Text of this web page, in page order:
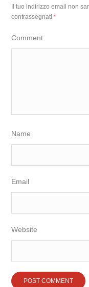
Il tuo indirizzo email non
contrassegnati*
Comment
Name
Email
Website